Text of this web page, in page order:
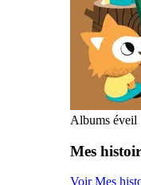
Albums éveil
Mes
Voir Mes